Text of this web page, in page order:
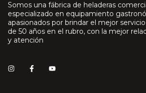
Somos una fábrica de heladeras
especializado en equipamiento
apasionados por brindar el mejor
de 50 años en el rubro, con la mejor
y atención